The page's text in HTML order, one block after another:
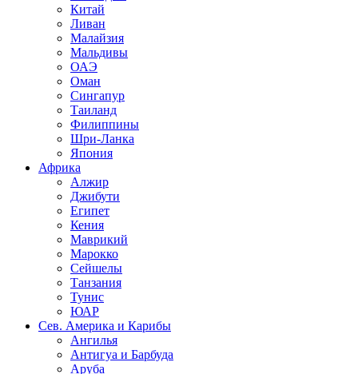
Китай
Ливан
Малайзия
Мальдивы
ОАЭ
Оман
Сингапур
Таиланд
Филиппины
Шри-Ланка
Япония
Африка
Алжир
Джибути
Египет
Кения
Маврикий
Марокко
Сейшелы
Танзания
Тунис
ЮАР
Сев. Америка и Карибы
Ангилья
Антигуа и Барбуда
Аруба